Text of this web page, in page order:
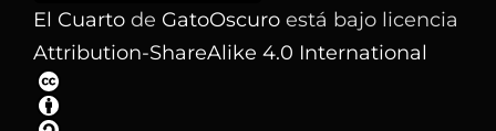
los
artículos
por
mes
El Cuarto de GatoOscuro está bajo licencia
Attribution-ShareAlike 4.0 International